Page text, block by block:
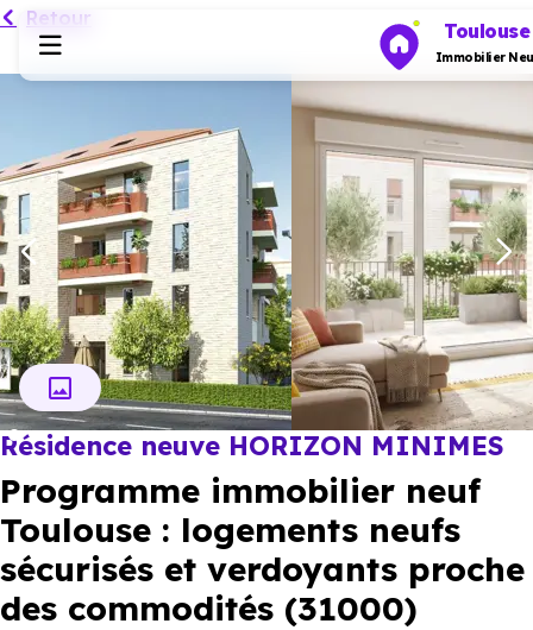
Toulouse
Immobilier
Programmes neufs
Habiter
Investir
Actualités
Ressources
Financer
Retour
Résidence neuve HORIZON MINIMES
Programme immobilier neuf
Toulouse : logements neufs
sécurisés et verdoyants proche
des commodités (31000)